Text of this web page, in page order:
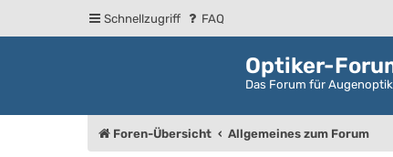
Schnellzugriff FAQ
Optiker-
Das Forum für
Foren-Übersicht Allgemeines zum Forum